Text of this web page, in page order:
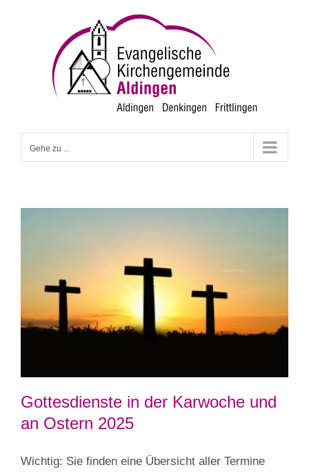
Gehe zu ...
Gottesdienste in der Karwoche und
an Ostern 2025
Wichtig: Sie finden eine Übersicht aller Termine